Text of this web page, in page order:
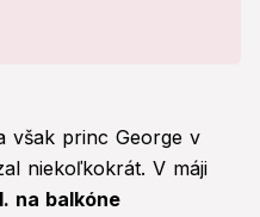
však princ George v
niekoľkokrát. V máji
na balkóne